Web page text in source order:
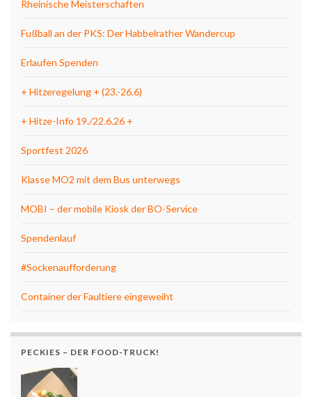
Rheinische Meisterschaften
Fußball an der PKS: Der Habbelrather Wandercup
Erlaufen Spenden
+ Hitzeregelung + (23.-26.6)
+ Hitze-Info 19./22.6.26 +
Sportfest 2026
Klasse MO2 mit dem Bus unterwegs
MOBI – der mobile Kiosk der BO-Service
Spendenlauf
#Sockenaufforderung
Container der Faultiere eingeweiht
PECKIES – DER FOOD-TRUCK!